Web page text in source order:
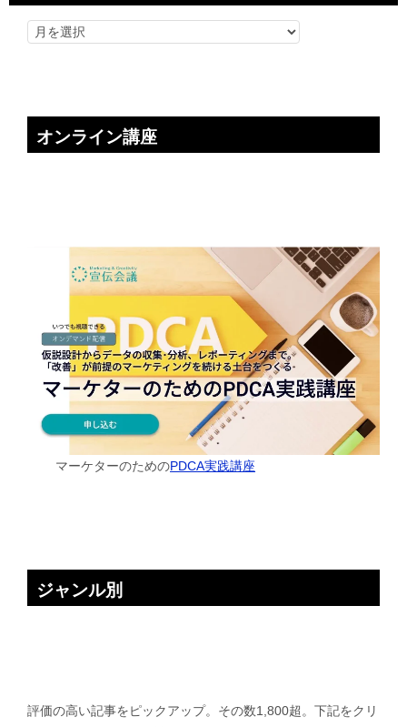
オンライン講座
マーケターのためのPDCA実践講座
ジャンル別
評価の高い記事をピックアップ。その数1,800超。下記をクリ